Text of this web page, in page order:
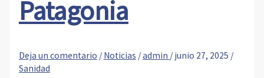
Patagonia
Deja un comentario / Noticias /admin / junio 27, 2025 /
Sanidad